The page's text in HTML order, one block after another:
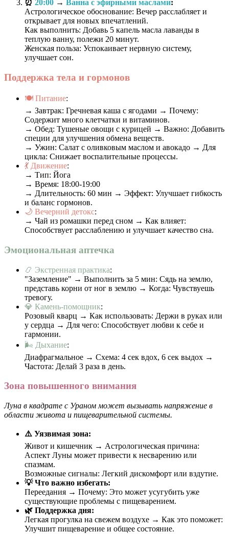
⏰ 20:00 → Ванна с эфирными маслами:
Астрологическое обоснование: Вечер расслабляет и
открывает для новых впечатлений.
Как выполнить: Добавь 5 капель масла лаванды в
теплую ванну, полежи 20 минут.
Женская польза: Успокаивает нервную систему,
улучшает сон.
Поддержка тела и гормонов
🍽️ Питание:
→ Завтрак: Гречневая каша с ягодами → Почему:
Содержит много клетчатки и витаминов.
→ Обед: Тушеные овощи с курицей → Важно: Добавить
специи для улучшения обмена веществ.
→ Ужин: Салат с оливковым маслом и авокадо → Для
цикла: Снижает воспалительные процессы.
💃 Движение:
→ Тип: Йога
→ Время: 18:00-19:00
→ Длительность: 60 мин → Эффект: Улучшает гибкость
и баланс гормонов.
🌙 Вечерний детокс:
→ Чай из ромашки перед сном → Как влияет:
Способствует расслаблению и улучшает качество сна.
Эмоциональная аптечка
📿 Экстренная практика:
"Заземление" → Выполнить за 5 мин: Сядь на землю,
представь корни от ног в землю → Когда: Чувствуешь
тревогу.
💎 Камень-помощник:
Розовый кварц → Как использовать: Держи в руках или
у сердца → Для чего: Способствует любви к себе и
гармонии.
🌬️ Дыхание:
Диафрагмальное → Схема: 4 сек вдох, 6 сек выдох →
Частота: Делай 3 раза в день.
Зона повышенного внимания
Луна в квадрате с Ураном может вызывать напряжение в
области живота и пищеварительной системы.
⚠️ Уязвимая зона:
Живот и кишечник → Астрологическая причина:
Аспект Луны может привести к несварению или
спазмам.
Возможные сигналы: Легкий дискомфорт или вздутие.
💡 Что важно избегать:
Переедания → Почему: Это может усугубить уже
существующие проблемы с пищеварением.
🌿 Поддержка дня:
Легкая прогулка на свежем воздухе → Как это поможет:
Улучшит пищеварение и общее состояние.